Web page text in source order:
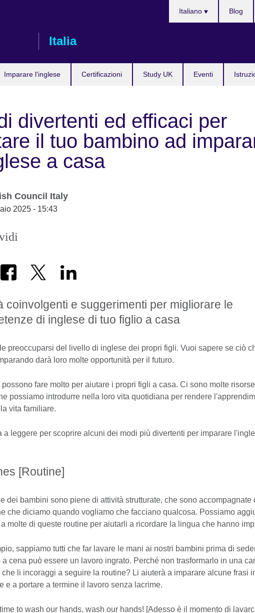
Italia
Imparare l'inglese Certificazioni Study UK Eventi
Italiano Blog
divertenti ed efficaci per
il tuo bambino ad
a casa
Council Italy
2025 - 15:43
coinvolgenti e suggerimenti per migliorare le
di inglese di tuo figlio a casa
preoccuparsi del livello di inglese dei propri figli. Vuoi sapere se ciò
darà loro molte opportunità per il futuro.
possono fare molto per aiutare i propri figli a casa. Ci sono molte
possiamo introdurre nella loro vita quotidiana per rendere
vita familiare.
a leggere per scoprire alcuni dei modi più divertenti per imparare
[Routine]
dei bambini sono piene di attività strutturate, che sono accompagnate
che diciamo quando vogliamo che facciano qualcosa. Possiamo
a molte di queste routine per aiutarli a ricordare la lingua che hanno
sappiamo tutti che far lavare le mani ai nostri bambini prima di
a cena può essere un lavoro ingrato. Perché non trasformarlo in una
che li incoraggi a seguire la routine? Li aiuterà a imparare alcune frasi
e a portare a termine il lavoro senza lacrime.
to wash our hands, wash our hands! [Adesso è il momento di